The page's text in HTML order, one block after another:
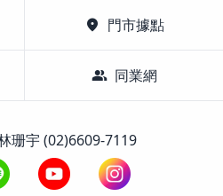
location_on 門市據點
group 同業網
珊宇 (02)6609-7119